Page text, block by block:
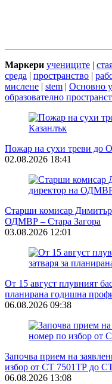
Маркери учениците |
среда | пространство |
мислене | stem | Основно
образователно
Пожар на сухи треви до
02.08.2026 18:41
Старши комисар
ОДМВР – Стара Загора
03.08.2026 12:01
От 15 август плувният
планирана годишна
06.08.2026 09:38
Започва прием на
избор от СТ 7501ТР до
06.08.2026 13:08